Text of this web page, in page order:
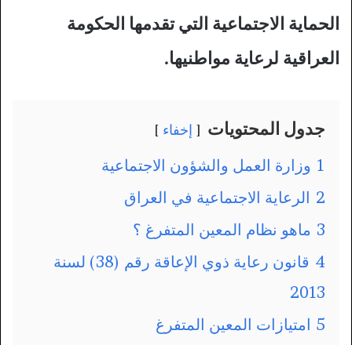
الحماية الاجتماعية التي تقدمها الحكومة
العراقية لرعاية مواطنيها.
جدول المحتويات إخفاء
1 وزارة العمل والشؤون الاجتماعية
2 الرعاية الاجتماعية في العراق
3 ماهو نظام المعين المتفرغ ؟
4
قانون رعاية ذوي الإعاقة رقم (38) لسنة
2013
5 امتيازات المعين المتفرغ